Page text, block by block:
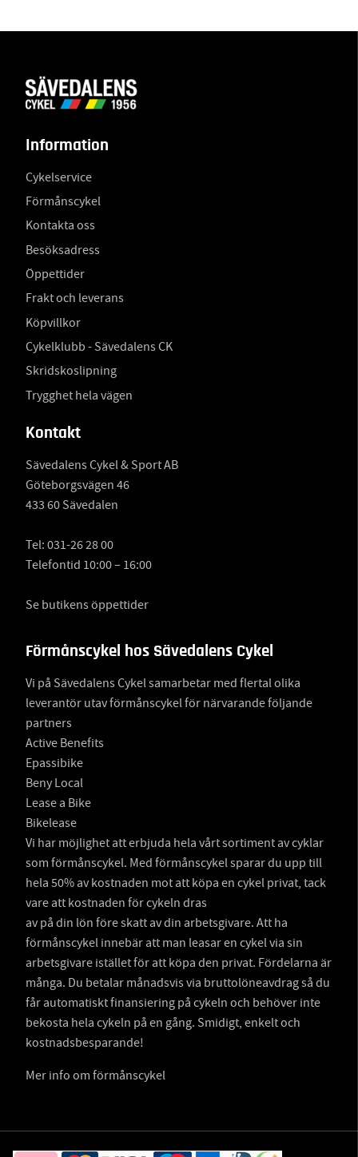
Information
Cykelservice
Förmånscykel
Kontakta oss
Besöksadress
Öppettider
Frakt och leverans
Köpvillkor
Cykelklubb - Sävedalens CK
Skridskoslipning
Trygghet hela vägen
Kontakt
Sävedalens Cykel & Sport AB
Göteborgsvägen 46
433 60 Sävedalen
Tel: 031-26 28 00
Telefontid 10:00 – 16:00
Se butikens öppettider
Förmånscykel hos Sävedalens Cykel
Vi på Sävedalens Cykel samarbetar med flertal olika
leverantör utav förmånscykel för närvarande följande
partners
Active Benefits
Epassibike
Beny Local
Lease a Bike
Bikelease
Vi har möjlighet att erbjuda hela vårt sortiment av cyklar
som förmånscykel. Med förmånscykel sparar du upp till
hela 50% av kostnaden mot att köpa en cykel privat, tack
vare att kostnaden för cykeln dras
av på din lön före skatt av din arbetsgivare. Att ha
förmånscykel innebär att man leasar en cykel via sin
arbetsgivare istället för att köpa den privat. Fördelarna är
många. Du betalar månadsvis via bruttolöneavdrag så du
får automatiskt finansiering på cykeln och behöver inte
bekosta hela cykeln på en gång. Smidigt, enkelt och
kostnadsbesparande!
Mer info om förmånscykel